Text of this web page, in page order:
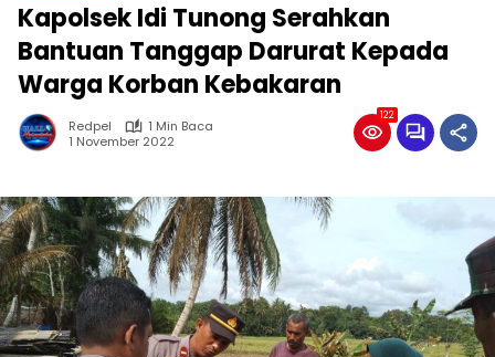
Kapolsek Idi Tunong Serahkan
Bantuan Tanggap Darurat Kepada
Warga Korban Kebakaran
Redpel
1 Min Baca
1 November 2022
122